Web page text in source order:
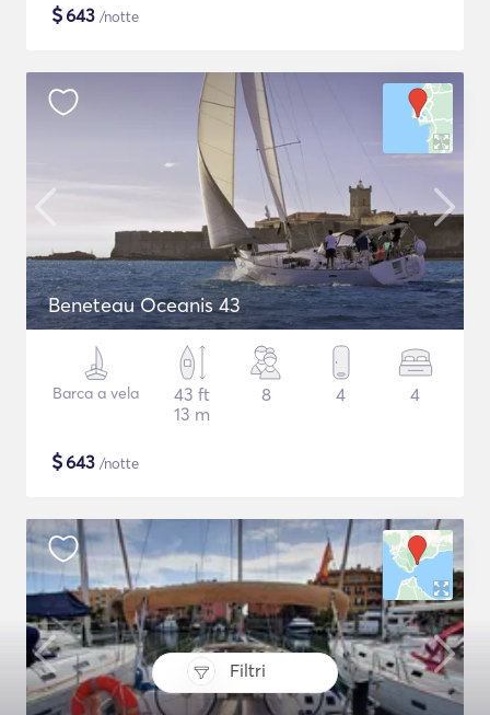
Filtri
$643 /notte
Beneteau Oceanis 43
Barca a vela
43 ft
13 m
8 4 4
$643 /notte